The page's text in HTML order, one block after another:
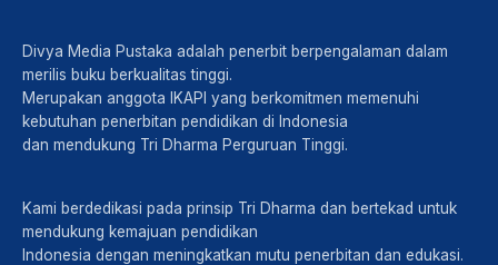
Divya Media Pustaka adalah penerbit berpengalaman dalam
merilis buku berkualitas tinggi.
Merupakan anggota IKAPI yang berkomitmen memenuhi
kebutuhan penerbitan pendidikan di Indonesia
dan mendukung Tri Dharma Perguruan Tinggi.
Kami berdedikasi pada prinsip Tri Dharma dan bertekad untuk
mendukung kemajuan pendidikan
Indonesia dengan meningkatkan mutu penerbitan dan edukasi.